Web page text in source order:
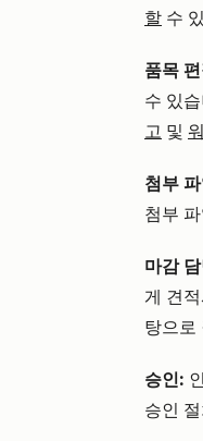
할 수
품목
수 있
고 및
첨부
첨부
마감
게 견
탕으로
승인:
승인